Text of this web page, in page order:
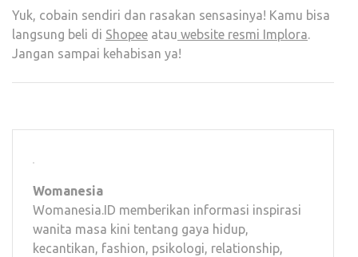
Yuk, cobain sendiri dan rasakan sensasinya! Kamu bisa
langsung beli di Shopee atau website resmi Implora.
Jangan sampai kehabisan ya!
Womanesia
Womanesia.ID memberikan informasi inspirasi
wanita masa kini tentang gaya hidup,
kecantikan, fashion, psikologi, relationship,